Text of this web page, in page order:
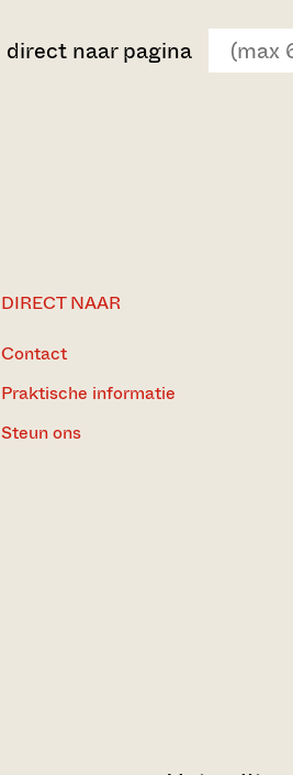
direct naar pagina
DIRECT NAAR
Contact
Praktische informatie
Steun ons